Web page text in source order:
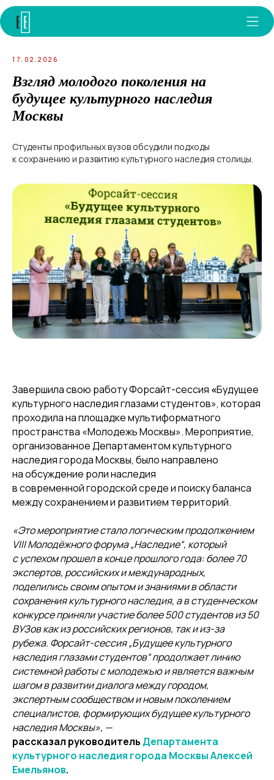
17.02.2026
Взгляд молодого поколения на
будущее культурного наследия
Москвы
Студенты профильных вузов обсудили подходы
к сохранению и развитию культурного наследия столицы.
Завершила свою работу Форсайт-сессия «Будущее
культурного наследия глазами студентов», которая
проходила на площадке мультиформатного
пространства «Молодежь Москвы». Мероприятие,
организованное Департаментом культурного
наследия города Москвы, было направлено
на обсуждение роли наследия
в современной городской среде и поиску баланса
между сохранением и развитием территорий.
«Это мероприятие стало логическим продолжением
VIII Молодёжного форума „Наследие“, который
с успехом прошел в конце прошлого года: более 70
экспертов, российских и международных,
поделились своим опытом и знаниями в области
сохранения культурного наследия, а в студенческом
конкурсе приняли участие более 500 студентов из 50
ВУЗов как из российских регионов, так и из-за
рубежа. Форсайт-сессия „Будущее культурного
наследия глазами студентов“ продолжает линию
системной работы с молодежью и является важным
шагом в развитии диалога между городом,
экспертным сообществом и новым поколением
специалистов, формирующих будущее культурного
наследия Москвы», —
рассказал руководитель Департамента
культурного наследия города МосквыАлексей
Емельянов.